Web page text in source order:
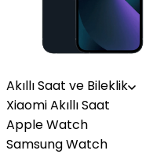
Akıllı Saat ve Bileklik
Xiaomi Akıllı Saat
Apple Watch
Samsung Watch